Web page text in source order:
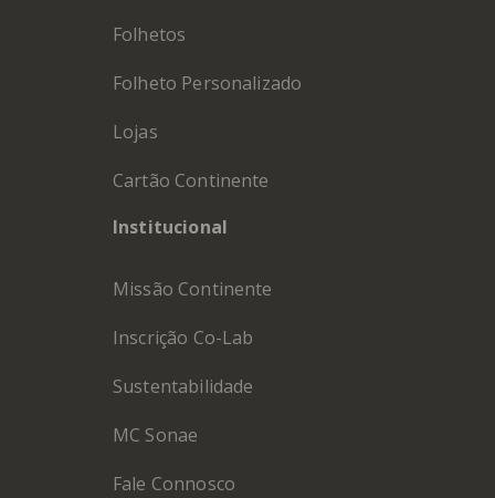
Folhetos
Folheto Personalizado
Lojas
Cartão Continente
Institucional
Missão Continente
Inscrição Co-Lab
Sustentabilidade
MC Sonae
Fale Connosco